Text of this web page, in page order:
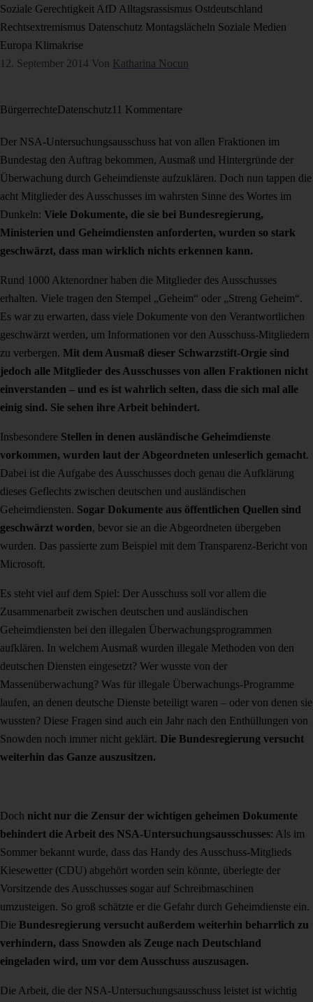
Soziale Gerechtigkeit AfD Alltagsrassismus Ostdeutschland
Rechtsextremismus Datenschutz Montagslächeln Soziale Medien
Europa Klimakrise
12. September 2014 Von Katharina Nocun
BürgerrechteDatenschutz11 Kommentare
Der NSA-Untersuchungsausschuss hat von allen Fraktionen im
Bundestag den Auftrag bekommen, Ausmaß und Hintergründe der
Überwachung durch Geheimdienste aufzuklären. Doch nun tappen die
acht Mitglieder des Ausschusses im wahrsten Sinne des Wortes im
Dunkeln: Viele Dokumente, die sie bei Bundesregierung,
Ministerien und Geheimdiensten anforderten, wurden so stark
geschwärzt, dass man wirklich nichts erkennen kann.
Rund 1000 Aktenordner haben die Mitglieder des Ausschusses
erhalten. Viele tragen den Stempel „Geheim“ oder „Streng Geheim“.
Es war zu erwarten, dass viele Dokumente von den Verantwortlichen
geschwärzt werden, um Informationen vor den Ausschuss-Mitgliedern
zu verbergen. Mit dem Ausmaß dieser Schwarzstift-Orgie sind
jedoch alle Mitglieder des Ausschusses von allen Fraktionen nicht
einverstanden – und es ist wahrlich selten, dass die sich mal alle
einig sind. Sie sehen ihre Arbeit behindert.
Insbesondere Stellen in denen ausländische Geheimdienste
vorkommen, wurden laut der Abgeordneten unleserlich gemacht.
Dabei ist die Aufgabe des Ausschusses doch genau die Aufklärung
dieses Geflechts zwischen deutschen und ausländischen
Geheimdiensten. Sogar Dokumente aus öffentlichen Quellen sind
geschwärzt worden, bevor sie an die Abgeordneten übergeben
wurden. Das passierte zum Beispiel mit dem Transparenz-Bericht von
Microsoft.
Es steht viel auf dem Spiel: Der Ausschuss soll vor allem die
Zusammenarbeit zwischen deutschen und ausländischen
Geheimdiensten bei den illegalen Überwachungsprogrammen
aufklären. In welchem Ausmaß wurden illegale Methoden von den
deutschen Diensten eingesetzt? Wer wusste von der
Massenüberwachung? Was für illegale Überwachungs-Programme
laufen, an denen deutsche Dienste beteiligt waren – oder von denen sie
wussten? Diese Fragen sind auch ein Jahr nach den Enthüllungen von
Snowden noch immer nicht geklärt. Die Bundesregierung versucht
weiterhin das Ganze auszusitzen.
Doch nicht nur die Zensur der wichtigen geheimen Dokumente
behindert die Arbeit des NSA-Untersuchungsausschusses: Als im
Sommer bekannt wurde, dass das Handy des Ausschuss-Mitglieds
Kiesewetter (CDU) abgehört worden sein könnte, überlegte der
Vorsitzende des Ausschusses sogar auf Schreibmaschinen
umzusteigen. So groß schätzte er die Gefahr durch Geheimdienste ein.
Die Bundesregierung versucht außerdem weiterhin beharrlich zu
verhindern, dass Snowden als Zeuge nach Deutschland
eingeladen wird, um vor dem Ausschuss auszusagen.
Die Arbeit, die der NSA-Untersuchungsausschuss leistet ist wichtig